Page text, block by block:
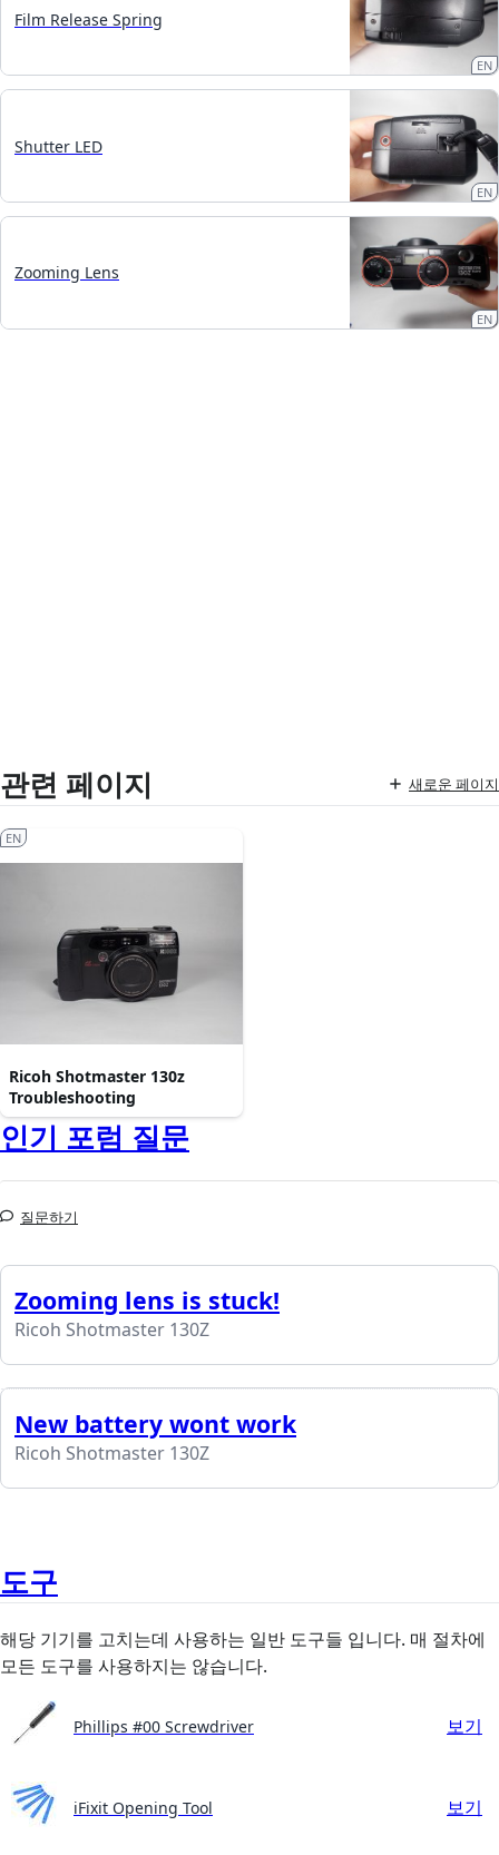
Film Release Spring
EN
Shutter LED
EN
Zooming Lens
EN
관련 페이지 새로운 페이지
Ricoh Shotmaster 130z
Troubleshooting
EN
인기 포럼 질문
질문하기
Zooming lens is stuck!
Ricoh Shotmaster 130Z
New battery wont work
Ricoh Shotmaster 130Z
도구
해당 기기를 고치는데 사용하는 일반 도구들 입니다. 매 절차에
모든 도구를 사용하지는 않습니다.
Phillips #00 Screwdriver 보기
iFixit Opening Tool 보기